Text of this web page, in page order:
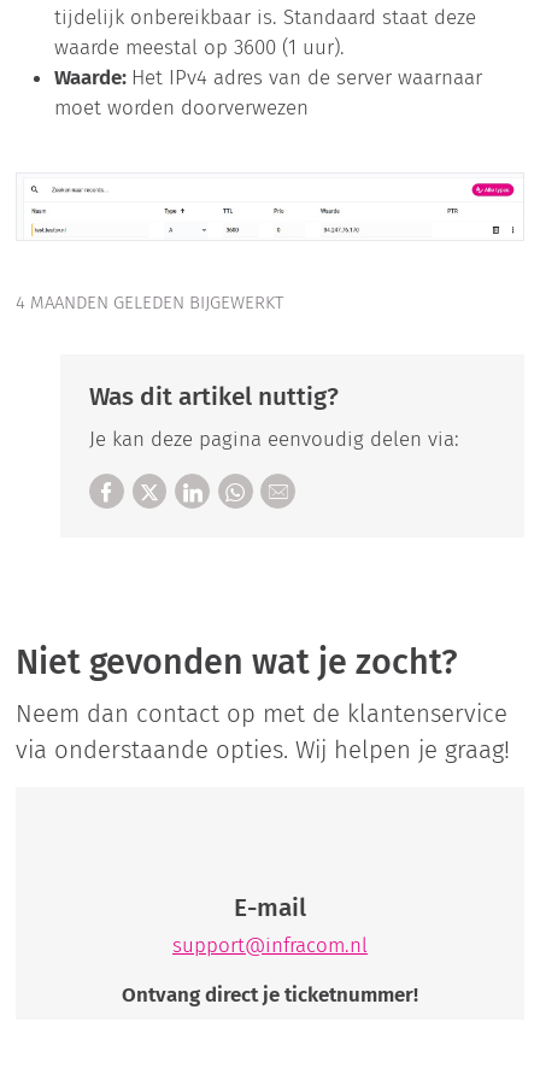
tijdelijk onbereikbaar is. Standaard staat deze
waarde meestal op 3600 (1 uur).
Waarde: Het IPv4 adres van de server waarnaar
moet worden doorverwezen
4 MAANDEN GELEDEN BIJGEWERKT
Was dit artikel nuttig?
Je kan deze pagina eenvoudig delen via:
Niet gevonden wat je zocht?
Neem dan contact op met de klantenservice
via onderstaande opties. Wij helpen je graag!
E-mail
support@infracom.nl
Ontvang direct je ticketnummer!